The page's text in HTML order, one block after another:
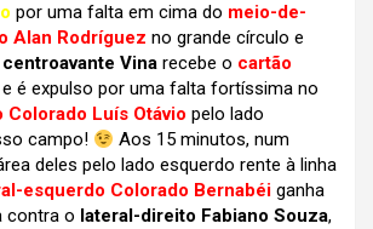
por uma falta em cima do meio-de-
Alan Rodríguez no grande círculo e
centroavante Vina recebe o cartão
é expulso por uma falta fortíssima no
Luís Otávio pelo lado
campo!
Aos 15 minutos, num
deles pelo lado esquerdo rente à linha
esquerdo Colorado Bernabéi ganha
contra o lateral-direito Fabiano Souza,